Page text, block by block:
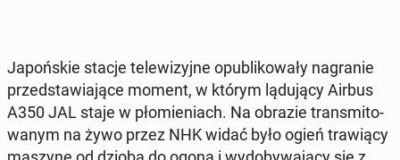
Ja­poń­skie stacje te­le­wi­zyj­ne opu­bli­ko­wa­ły na­gra­nie
przed­sta­wia­ją­ce moment, w którym lą­du­ją­cy Airbus
A350 JAL staje w pło­mie­niach. Na obrazie trans­mi­to­
wa­nym na żywo przez NHK widać było ogień tra­wią­cy